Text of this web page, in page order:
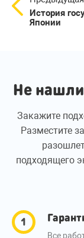
История
Японии
Не
Закажите
Разместите
подходящего
Все